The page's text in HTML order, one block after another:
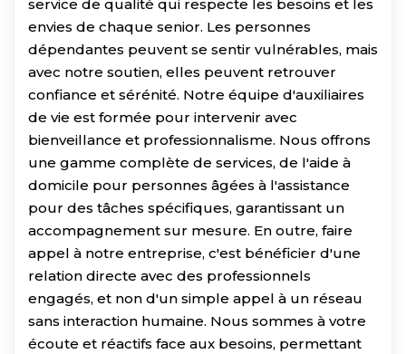
service de qualité qui respecte les besoins et les
envies de chaque senior. Les personnes
dépendantes peuvent se sentir vulnérables, mais
avec notre soutien, elles peuvent retrouver
confiance et sérénité. Notre équipe d'auxiliaires
de vie est formée pour intervenir avec
bienveillance et professionnalisme. Nous offrons
une gamme complète de services, de l'aide à
domicile pour personnes âgées à l'assistance
pour des tâches spécifiques, garantissant un
accompagnement sur mesure. En outre, faire
appel à notre entreprise, c'est bénéficier d'une
relation directe avec des professionnels
engagés, et non d'un simple appel à un réseau
sans interaction humaine. Nous sommes à votre
écoute et réactifs face aux besoins, permettant